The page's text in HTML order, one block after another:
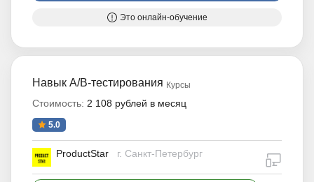
Это онлайн-обучение
Навык A/B-тестирования Курсы
Стоимость: 2 108 рублей в месяц
5.0
ProductStar г. Санкт-Петербург